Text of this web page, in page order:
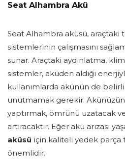
Seat Alhambra Akü
Seat Alhambra aküsü, araçtaki
sistemlerinin çalışmasını
sunar. Araçtaki aydınlatma,
sistemler, aküden aldığı
kullanımlarda akünün de
unutmamak gerekir. Akünüzün
yaptırmak, ömrünü uzatacak
artıracaktır. Eğer akü arızası
aküsü için kaliteli yedek
önemlidir.